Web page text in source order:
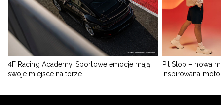
4F Racing Academy. Sportowe emocje mają
swoje miejsce na torze
Pit Stop – nowa
inspirowana